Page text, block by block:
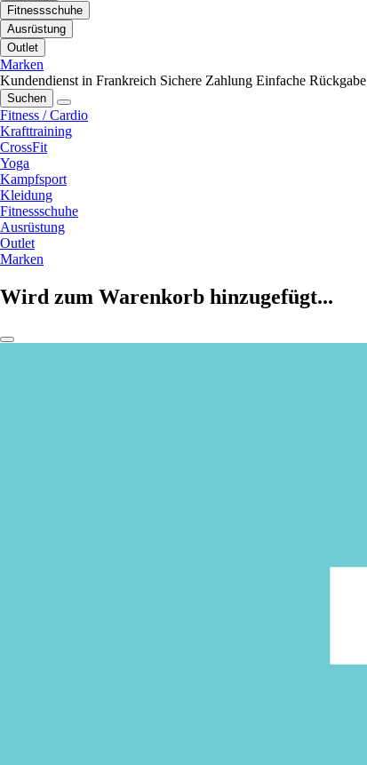
Fitnessschuhe
Ausrüstung
Outlet
Marken
Kundendienst in Frankreich Sichere Zahlung Einfache Rückgabe
Suchen
Fitness / Cardio
Krafttraining
CrossFit
Yoga
Kampfsport
Kleidung
Fitnessschuhe
Ausrüstung
Outlet
Marken
Wird zum Warenkorb hinzugefügt...